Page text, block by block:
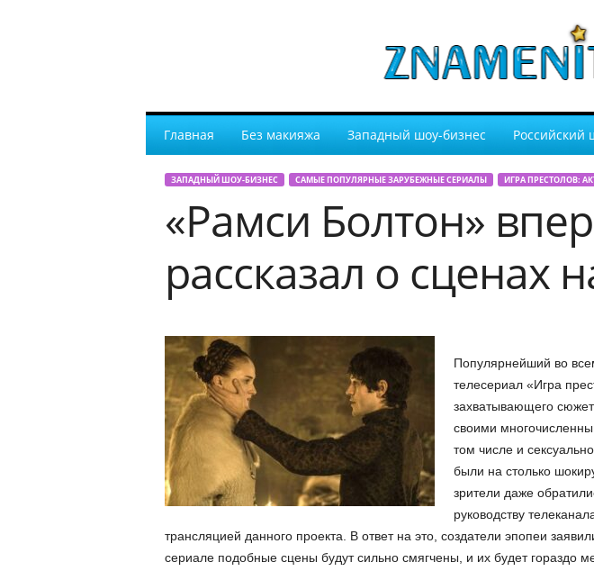
Главная Без макияжа Западный шоу-бизнес Российский
ЗАПАДНЫЙ ШОУ-БИЗНЕС САМЫЕ ПОПУЛЯРНЫЕ ЗАРУБЕЖНЫЕ СЕРИАЛЫ ИГРА ПРЕСТОЛОВ:
«Рамси Болтон»
рассказал о сценах
Популярнейший во
телесериал «Игра
захватывающего
своими
том числе и
были на столько
зрители даже
руководству
трансляцией данного проекта. В ответ на это, создатели эпопеи
сериале подобные сцены будут сильно смягчены, и их будет гораздо